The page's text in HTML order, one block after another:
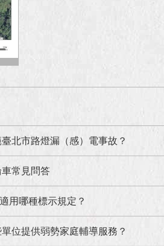
北市路燈漏（感）電事故？
常見問答
用哪種標示規定？
位提供弱勢家庭輔導服務？